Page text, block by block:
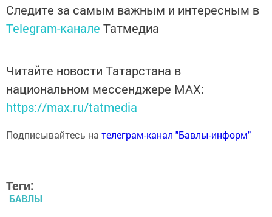
Следите за самым важным и интересным в
Telegram-канале Татмедиа
Читайте новости Татарстана в
национальном мессенджере MАХ:
https://max.ru/tatmedia
Подписывайтесь на телеграм-канал "Бавлы-информ"
Теги:
БАВЛЫ